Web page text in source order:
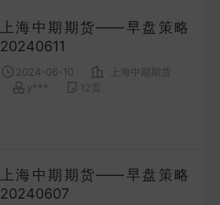
上海中期期货——早盘策略
20240611
2024-06-10
上海中期期货
y***
12 页
上海中期期货——早盘策略
20240607